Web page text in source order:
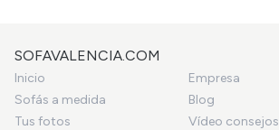
SOFAVALENCIA.COM
Inicio
Empresa
Sofás a medida
Blog
Tus fotos
Vídeo consejos